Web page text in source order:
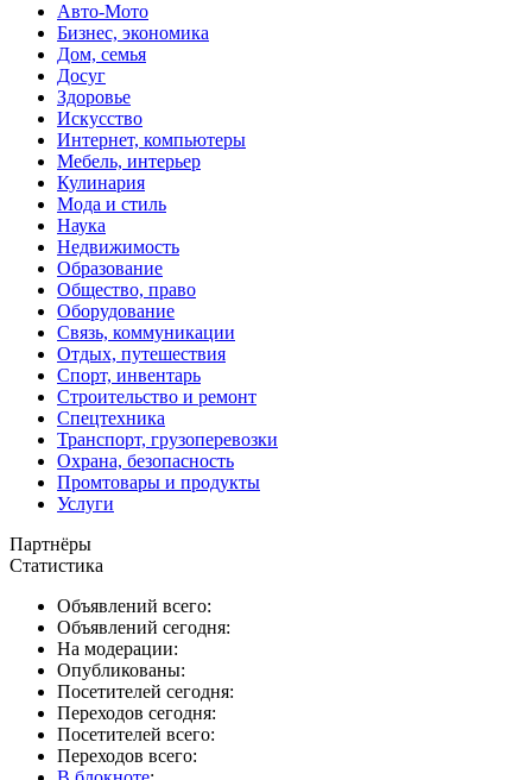
Авто-Мото
Бизнес, экономика
Дом, семья
Досуг
Здоровье
Искусство
Интернет, компьютеры
Мебель, интерьер
Кулинария
Мода и стиль
Наука
Недвижимость
Образование
Общество, право
Оборудование
Связь, коммуникации
Отдых, путешествия
Спорт, инвентарь
Строительство и ремонт
Спецтехника
Транспорт, грузоперевозки
Охрана, безопасность
Промтовары и продукты
Услуги
Партнёры
Статистика
Объявлений всего:
Объявлений сегодня:
На модерации:
Опубликованы:
Посетителей сегодня:
Переходов сегодня:
Посетителей всего:
Переходов всего: